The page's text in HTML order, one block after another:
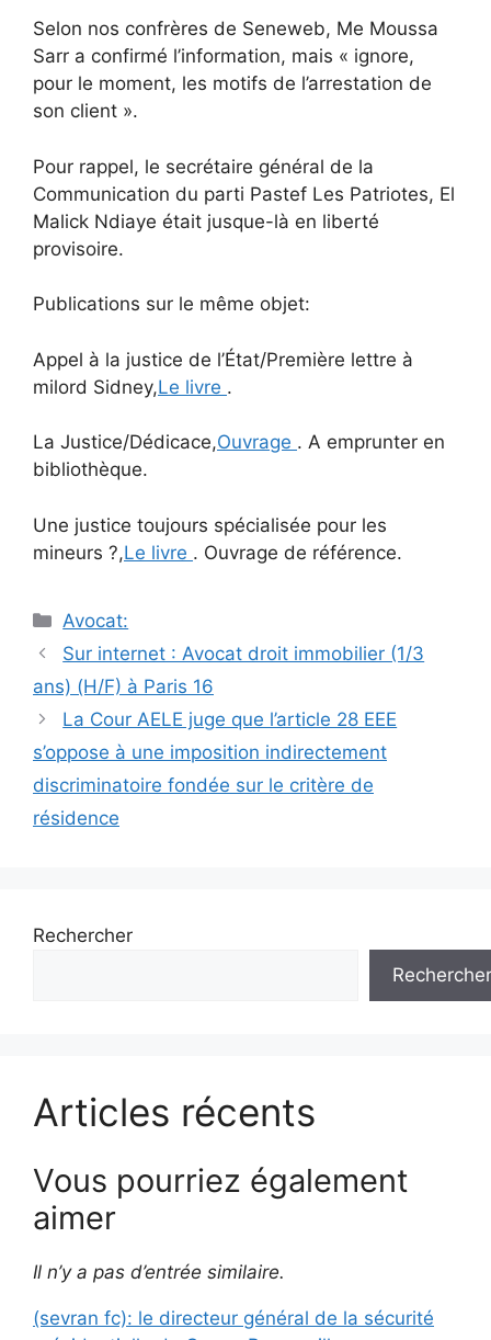
Selon nos confrères de Seneweb, Me Moussa
Sarr a confirmé l’information, mais « ignore,
pour le moment, les motifs de l’arrestation de
son client ».
Pour rappel, le secrétaire général de la
Communication du parti Pastef Les Patriotes, El
Malick Ndiaye était jusque-là en liberté
provisoire.
Publications sur le même objet:
Appel à la justice de l’État/Première lettre à
milord Sidney,Le livre .
La Justice/Dédicace,Ouvrage . A emprunter en
bibliothèque.
Une justice toujours spécialisée pour les
mineurs ?,Le livre . Ouvrage de référence.
Catégories
Avocat:
Navigation
articles
Sur internet : Avocat droit immobilier (1/3
ans) (H/F) à Paris 16
La Cour AELE juge que l’article 28 EEE
s’oppose à une imposition indirectement
discriminatoire fondée sur le critère de
résidence
Rechercher
Rechercher
Articles récents
Vous pourriez également
aimer
Il n’y a pas d’entrée similaire.
(sevran fc): le directeur général de la sécurité